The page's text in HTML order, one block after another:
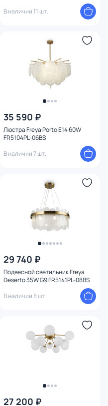
В наличии 11 шт.
35 590 ₽
Люстра Freya Porto E14 60W
FR5104PL-06BS
В наличии 7 шт.
29 740 ₽
Подвесной светильник Freya
Deserto 35W G9 FR5141PL-08BS
В наличии 8 шт.
27 200 ₽